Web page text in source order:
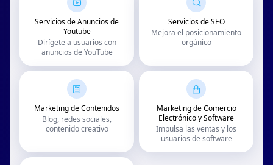
Servicios de Anuncios de
Youtube
Dirígete a usuarios con
anuncios de YouTube
Servicios de SEO
Mejora el posicionamiento
orgánico
Marketing de Contenidos
Blog, redes sociales,
contenido creativo
Marketing de Comercio
Electrónico y Software
Impulsa las ventas y los
usuarios de software